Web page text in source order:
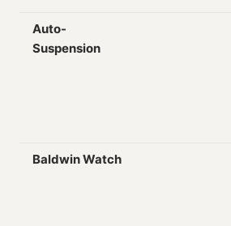
Auto-
Suspension
Baldwin Watch